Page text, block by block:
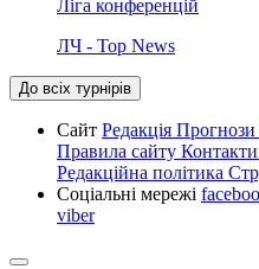
Ліга конференцій
ЛЧ - Top News
До всіх турнірів
Сайт Редакція Прогнози
Правила сайту Контакти
Редакційна політика
Соціальні мережі
viber